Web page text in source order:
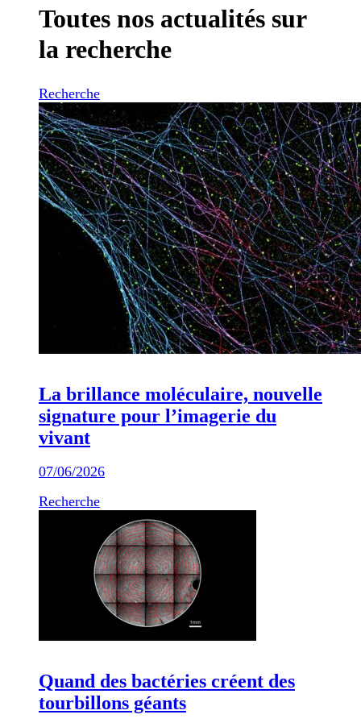
Toutes nos actualités sur
la recherche
Recherche
La brillance moléculaire, nouvelle
signature pour l’imagerie du
vivant
07/06/2026
Recherche
Quand des bactéries créent des
tourbillons géants